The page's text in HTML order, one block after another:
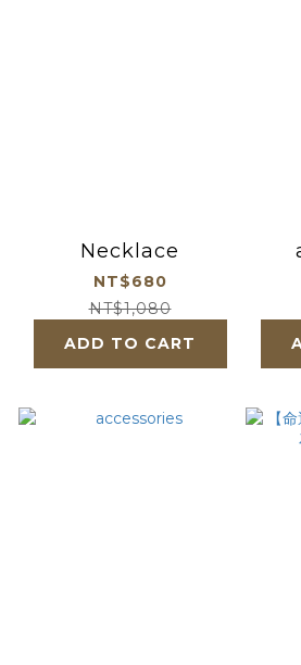
Necklace
NT$680
NT$1,080
ADD TO CART